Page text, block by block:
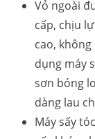
Vỏ ngoài
cấp, chịu
cao,
dụng máy
sơn bóng
dàng lau
Máy sấy